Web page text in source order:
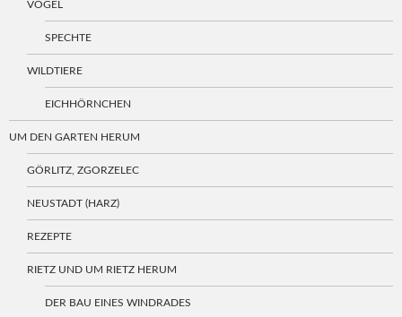
VÖGEL
SPECHTE
WILDTIERE
EICHHÖRNCHEN
UM DEN GARTEN HERUM
GÖRLITZ, ZGORZELEC
NEUSTADT (HARZ)
REZEPTE
RIETZ UND UM RIETZ HERUM
DER BAU EINES WINDRADES